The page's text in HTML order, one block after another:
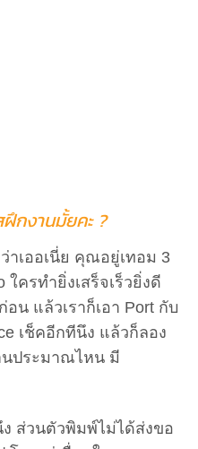
กงานมั้ยคะ ?
าเออเนี่ย คุณอยู่เทอม 3
ครทำยิ่งเสร็จเร็วยิ่งดี
อน แล้วเราก็เอา Port กับ
เช็คอีกทีนึง แล้วก็ลอง
นประมาณไหน มี
ส่วนตัวพิมพ์ไม่ได้ส่งขอ